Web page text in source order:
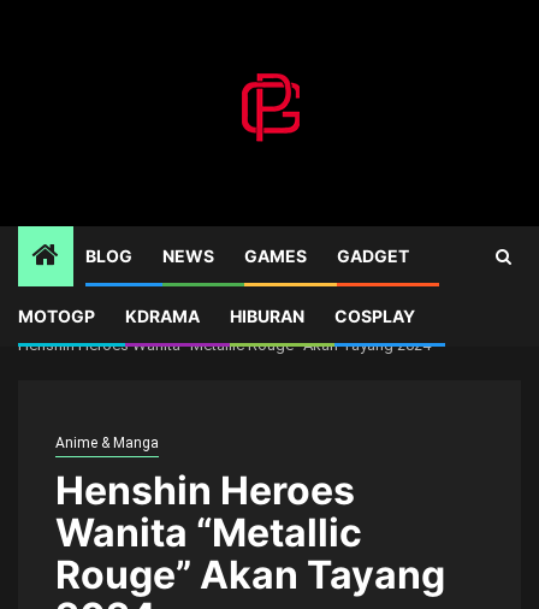
BLOG NEWS GAMES GADGET
MOTOGP KDRAMA HIBURAN COSPLAY
Home
Anime & Manga
Henshin Heroes Wanita “Metallic Rouge” Akan Tayang 2024
Anime & Manga
Henshin Heroes
Wanita “Metallic
Rouge” Akan Tayang